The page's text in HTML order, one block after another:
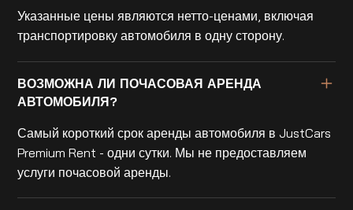
Указанные цены являются нетто-ценами, включая
транспортировку автомобиля в одну сторону.
ВОЗМОЖНА ЛИ ПОЧАСОВАЯ АРЕНДА
АВТОМОБИЛЯ?
Самый короткий срок аренды автомобиля в JustCars
Premium Rent - одни сутки. Мы не предоставляем
услуги почасовой аренды.